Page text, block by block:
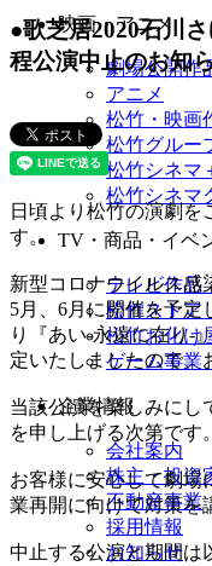
映画・アニメ
劇場公開作
アニメ
松竹・映画
松竹グルー
松竹シネマ
松竹シネマ
TV・商品・イベ
テレビ作品
松竹ストア
松竹お化け
ゲーム事業
企業情報
会社案内
株主・投資
不動産事業
採用情報
お知らせ
●歌芝居2020石川
程公演中止のお知
日頃より松竹の演劇を
す。
新型コロナウイルス感
5月、6月に開催を予定
り『あい-永遠に在り-
定いたしましたので、
当該公演を楽しみにし
を申し上げる次第です。
お客様に安心して劇場
業再開に向けて対策を
中止する公演と期間は